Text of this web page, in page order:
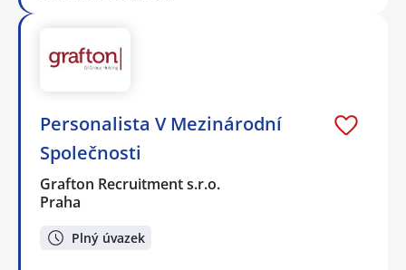
Personalista V Mezinárodní
Společnosti
Grafton Recruitment s.r.o.
Praha
Plný úvazek